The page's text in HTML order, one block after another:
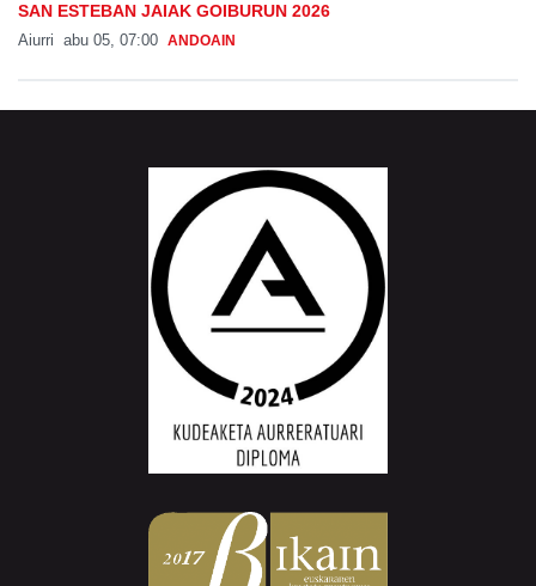
SAN ESTEBAN JAIAK GOIBURUN 2026
Aiurri abu 05, 07:00 ANDOAIN